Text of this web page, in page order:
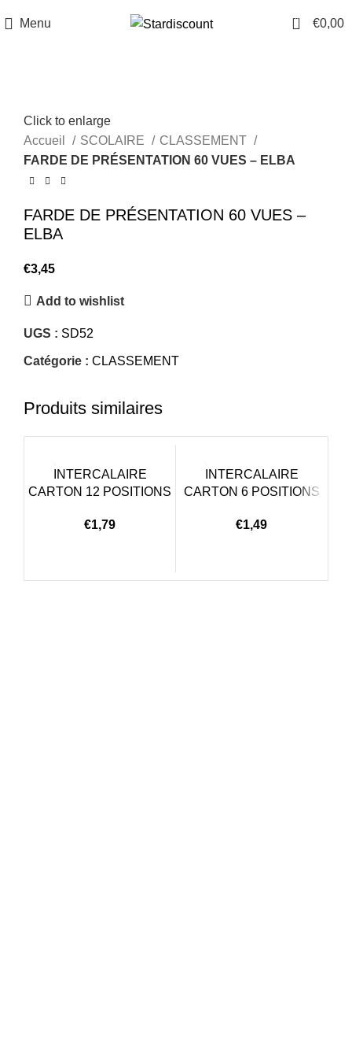
Menu 0 €0,00
Click to enlarge
Accueil
SCOLAIRE
CLASSEMENT
FARDE DE PRÉSENTATION 60 VUES – ELBA
FARDE DE PRÉSENTATION 60 VUES –
ELBA
€3,45
Add to wishlist
UGS : SD52
Catégorie : CLASSEMENT
Produits similaires
INTERCALAIRE
CARTON 12 POSITIONS
€1,79
INTERCALAIRE
CARTON 6 POSITIONS
€1,49